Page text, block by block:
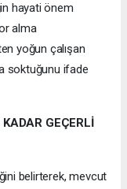
hayati önem
alma
yoğun çalışan
soktuğunu ifade
GEÇERLİ
belirterek, mevcut